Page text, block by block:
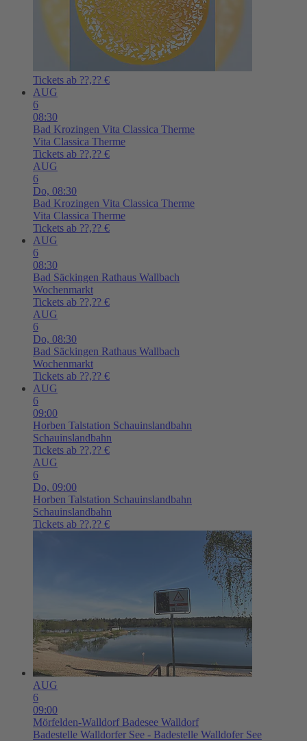
Tickets ab ??,?? €
AUG
6
08:30
Bad Krozingen Vita Classica Therme
Vita Classica Therme
Tickets ab ??,?? €
AUG
6
Do, 08:30
Bad Krozingen Vita Classica Therme
Vita Classica Therme
Tickets ab ??,?? €
AUG
6
08:30
Bad Säckingen Rathaus Wallbach
Wochenmarkt
Tickets ab ??,?? €
AUG
6
Do, 08:30
Bad Säckingen Rathaus Wallbach
Wochenmarkt
Tickets ab ??,?? €
AUG
6
09:00
Horben Talstation Schauinslandbahn
Schauinslandbahn
Tickets ab ??,?? €
AUG
6
Do, 09:00
Horben Talstation Schauinslandbahn
Schauinslandbahn
Tickets ab ??,?? €
AUG
6
09:00
Mörfelden-Walldorf Badesee Walldorf
Badestelle Walldorfer See - Badestelle Walldofer See